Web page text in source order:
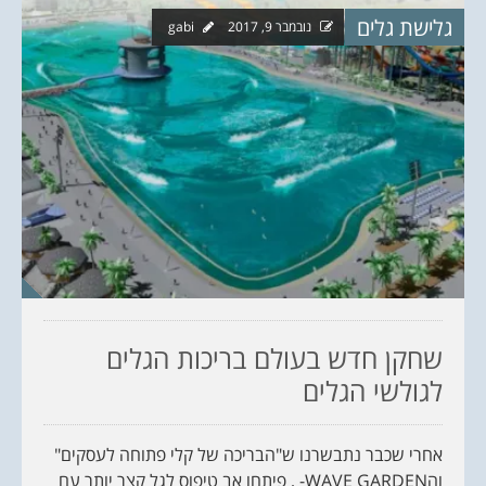
גלישת גלים נובמבר 9, 2017 gabi
שחקן חדש בעולם בריכות הגלים
לגולשי הגלים
אחרי שכבר נתבשרנו ש"הבריכה של קלי פתוחה לעסקים"
והWAVE GARDEN- , פיתחו אב טיפוס לגל קצר יותר עם